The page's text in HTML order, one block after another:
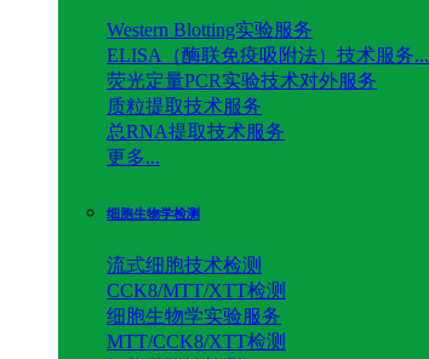
Western Blotting实验服务
ELISA（酶联免疫吸附法）技术服务...
荧光定量PCR实验技术对外服务
质粒提取技术服务
总RNA提取技术服务
更多...
细胞生物学检测
流式细胞技术检测
CCK8/MTT/XTT检测
细胞生物学实验服务
MTT/CCK8/XTT检测